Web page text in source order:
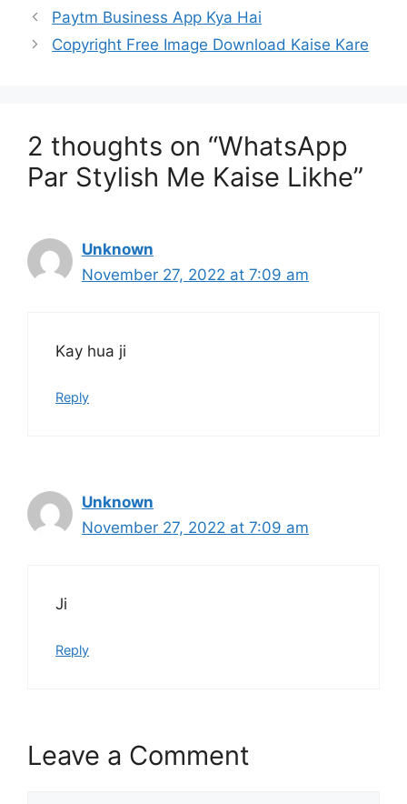
Paytm Business App Kya Hai
Copyright Free Image Download Kaise Kare
2 thoughts on “WhatsApp
Par Stylish Me Kaise Likhe”
Unknown
November 27, 2022 at 7:09 am
Kay hua ji
Reply
Unknown
November 27, 2022 at 7:09 am
Ji
Reply
Leave a Comment